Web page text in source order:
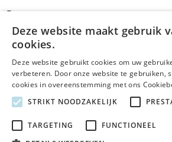
Over ons
Over ons
Contact
Publicatieregels
Legal
Privacy
Algemene Voorwaarden
Deze website maakt gebruik
cookies.
Deze website gebruikt cookies om uw
verbeteren. Door onze website te gebruiken,
cookies in overeenstemming met ons
STRIKT NOODZAKELIJK
TARGETING
FUNCTIONEEL